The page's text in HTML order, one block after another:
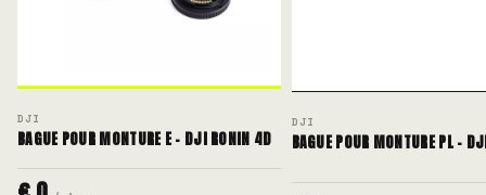
DJI
BAGUE POUR MONTURE E - DJI RONIN 4D
DJI
BAGUE POUR MONTURE PL -